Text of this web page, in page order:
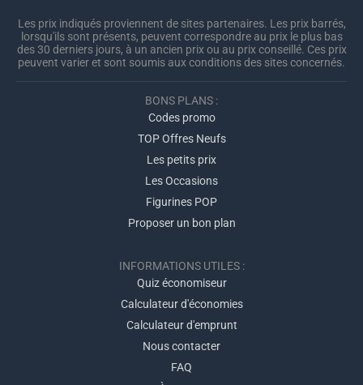
Les prix indiqués proviennent de sites partenaires. Les prix barrés,
lorsqu'ils sont présents, peuvent correspondre au prix le plus bas
des 30 derniers jours, à un ancien prix ou au prix conseillé. Ces prix
peuvent varier et sont soumis aux conditions des sites concernés.
BONS PLANS :
Codes promo
TOP Offres Neufs
Les petits prix
Les Occasions
Figurines POP
Proposer un bon plan
INFORMATIONS UTILES :
Quiz économiseur
Calculateur d'économies
Calculateur d'emprunt
Nous contacter
FAQ